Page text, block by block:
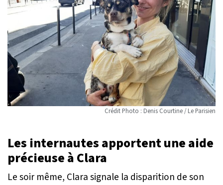
Crédit Photo : Denis Courtine / Le Parisien
Les internautes apportent une aide
précieuse à Clara
Le soir même, Clara signale la disparition de son